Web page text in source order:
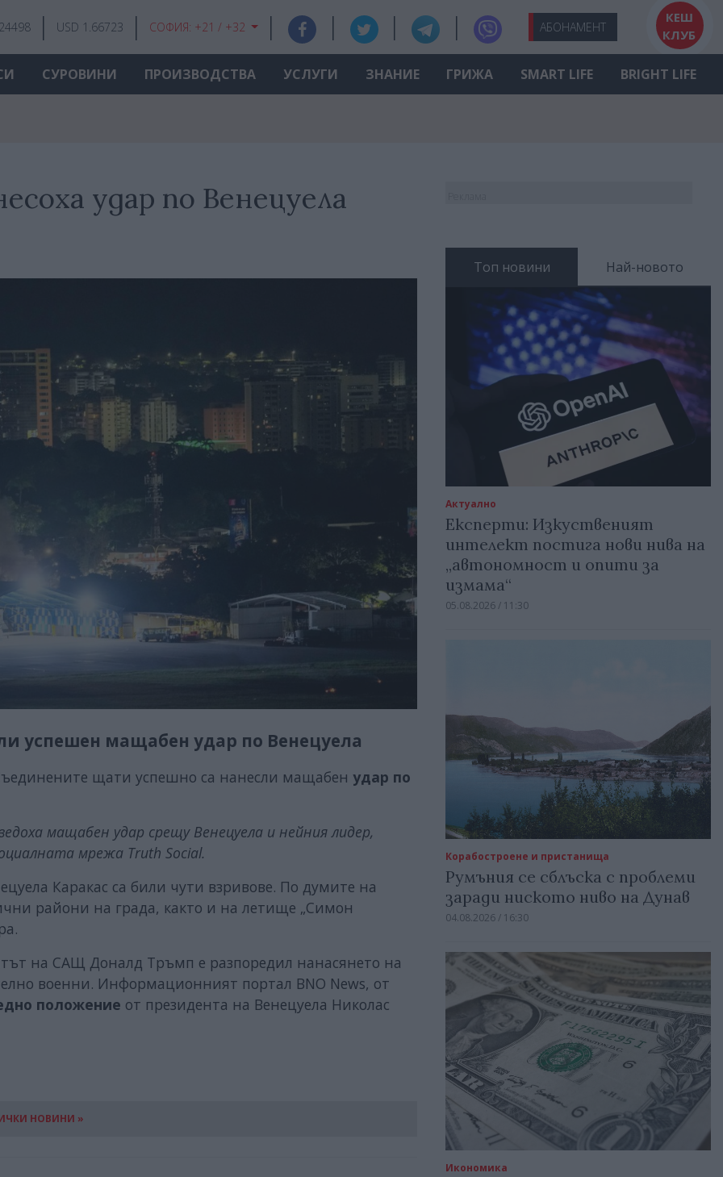
USD 1.66723 СОФИЯ: +21 / +32 АБОНАМЕНТ
КЕШ
КЛУБ
СУРОВИНИ ПРОИЗВОДСТВА УСЛУГИ ЗНАНИЕ ГРИЖА SMART LIFE BRIGHT LIFE
удар по Венецуела
успешен мащабен удар по Венецуела
щати успешно са нанесли мащабен удар по
мащабен удар срещу Венецуела и нейния лидер,
мрежа Truth Social.
Каракас са били чути взривове. По думите на
райони на града, както и на летище „Симон
на САЩ Доналд Тръмп е разпоредил нанасянето на
военни. Информационният портал BNO News, от
положение от президента на Венецуела Николас
НОВИНИ »
Топ новини Най-новото
Актуално
Експерти: Изкуственият
интелект постига нови нива на
„автономност и опити за
измама“
05.08.2026 / 11:30
Корабостроене и пристанища
Румъния се сблъска с проблеми
заради ниското ниво на Дунав
04.08.2026 / 16:30
Икономика